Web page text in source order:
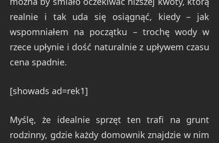
realnie i tak uda się osiągnąć, kiedy – jak
wspomniałem na początku – trochę wody w
rzece upłynie i dość naturalnie z upływem czasu
cena spadnie.
[showads ad=rek1]
Myślę, że idealnie sprzęt ten trafi na grunt
rodzinny, gdzie każdy domownik znajdzie w nim